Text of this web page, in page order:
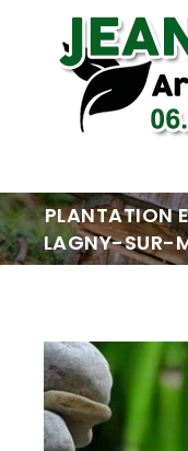
PLANTATION
LAGNY-SUR-